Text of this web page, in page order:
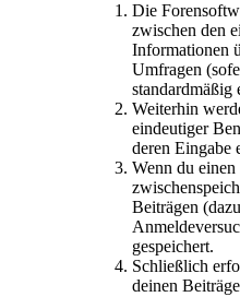
Die
zwischen den
Informationen
Umfragen
Weiterhin
eindeutiger
deren Eingabe
Wenn du
Beiträgen
gespeichert.
Schließlich
deinen